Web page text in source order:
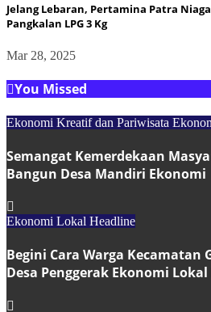
Jelang Lebaran, Pertamina Patra
Pangkalan LPG 3 Kg
Mar 28, 2025
You Missed
Ekonomi Kreatif dan Pariwisata
Semangat Kemerdekaan
Bangun Desa Mandiri Ekonomi
Ekonomi Lokal Headline
Begini Cara Warga Kecamatan
Desa Penggerak Ekonomi